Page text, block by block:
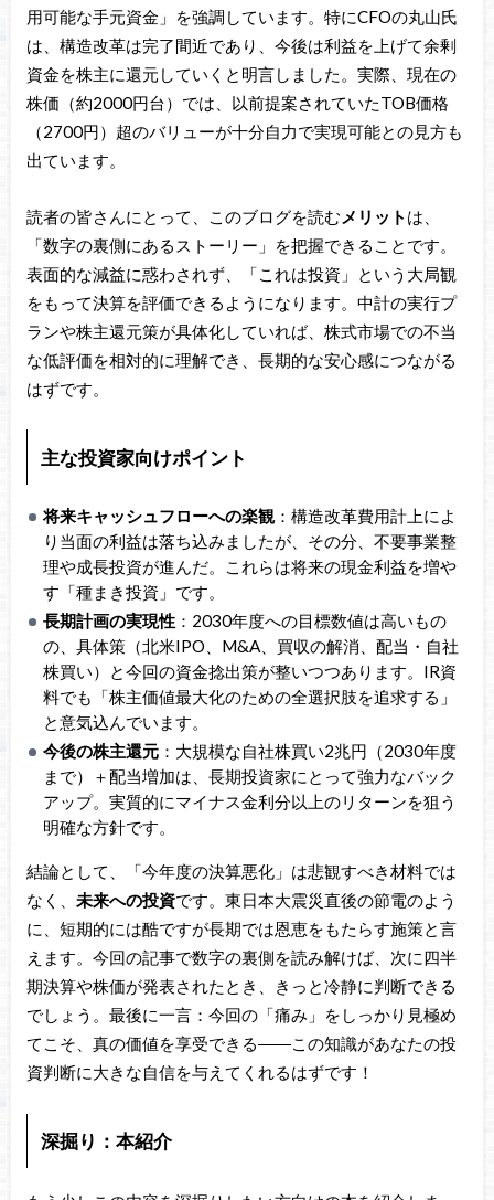
用可能な手元資金」を強調しています。特にCFOの丸山氏
は、構造改革は完了間近であり、今後は利益を上げて余剰
資金を株主に還元していくと明言しました。実際、現在の
株価（約2000円台）では、以前提案されていたTOB価格
（2700円）超のバリューが十分自力で実現可能との見方も
出ています。
読者の皆さんにとって、このブログを読む メリット は、
「数字の裏側にあるストーリー」を把握できることです。
表面的な減益に惑わされず、「これは投資」という大局観
をもって決算を評価できるようになります。中計の実行プ
ランや株主還元策が具体化していれば、株式市場での不当
な低評価を相対的に理解でき、長期的な安心感につながる
はずです。
主な投資家向けポイント
将来キャッシュフローへの楽観：構造改革費用計上によ
り当面の利益は落ち込みましたが、その分、不要事業整
理や成長投資が進んだ。これらは将来の現金利益を増や
す「種まき投資」です。
長期計画の実現性 ：2030年度への目標数値は高いもの
の、具体策（北米IPO、M&A、買収の解消、配当・自社
株買い）と今回の資金捻出策が整いつつあります。IR資
料でも「株主価値最大化のための全選択肢を追求する」
と意気込んでいます。
今後の株主還元 ：大規模な自社株買い2兆円（2030年度
まで）＋配当増加は、長期投資家にとって強力なバック
アップ。実質的にマイナス金利分以上のリターンを狙う
明確な方針です。
結論として、「今年度の決算悪化」は悲観すべき材料では
なく、 未来への投資です。東日本大震災直後の節電のよう
に、短期的には酷ですが長期では恩恵をもたらす施策と言
えます。今回の記事で数字の裏側を読み解けば、次に四半
期決算や株価が発表されたとき、きっと冷静に判断できる
でしょう。最後に一言：今回の「痛み」をしっかり見極め
てこそ、真の価値を享受できる――この知識があなたの投
資判断に大きな自信を与えてくれるはずです！
深掘り：本紹介